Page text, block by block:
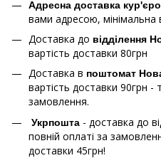
Адресна доставка
вами адресою, мінімальна
Доставка до відділення
вартість доставки 80грн
Доставка в поштомат
вартість доставки 90грн -
замовлення.
Укрпошта - доставка до
повній оплаті за
доставки 45грн!